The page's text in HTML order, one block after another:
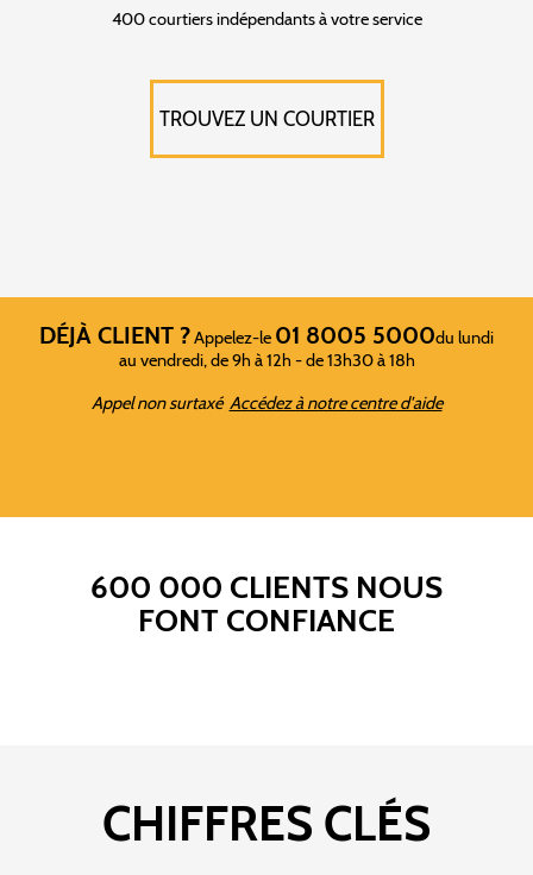
400 courtiers indépendants à votre service
TROUVEZ UN COURTIER
DÉJÀ CLIENT ?Appelez-le 01 8005 5000du lundi
au vendredi, de 9h à 12h - de 13h30 à 18h
Appel non surtaxé Accédez à notre centre d'aide
600 000 CLIENTS NOUS
FONT CONFIANCE
CHIFFRES CLÉS